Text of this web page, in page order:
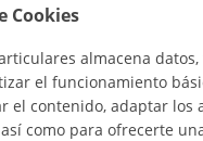
ver más
Elena Gorostegui
Cookies
almacena datos,
el funcionamiento
el contenido, adaptar los
como para ofrecerte